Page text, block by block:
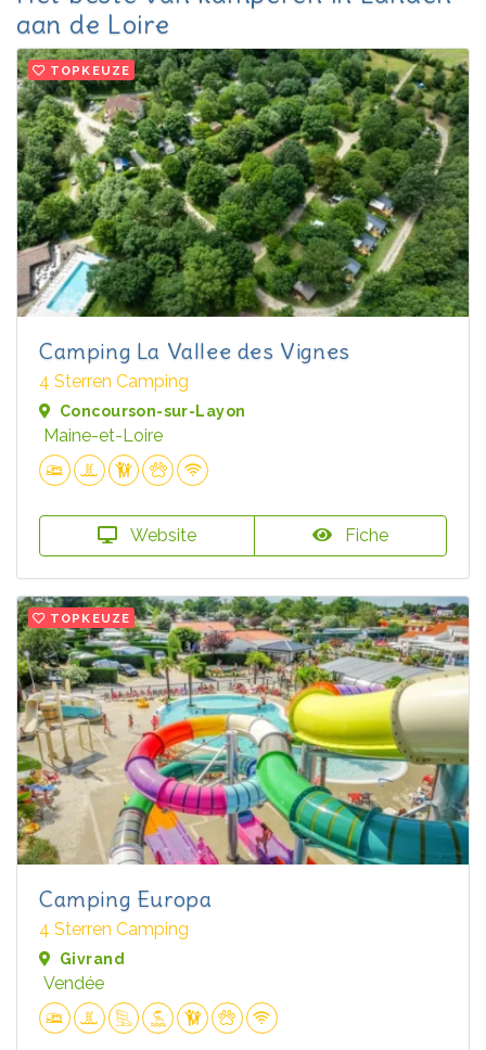
aan de Loire
TOPKEUZE
Camping La Vallee des Vignes
4 Sterren Camping
Concourson-sur-Layon
Maine-et-Loire
Website Fiche
TOPKEUZE
Camping Europa
4 Sterren Camping
Givrand
Vendée